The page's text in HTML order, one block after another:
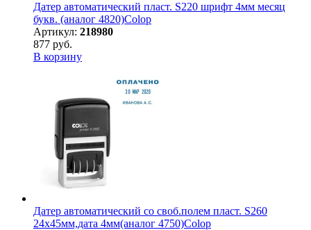
Датер автоматический пласт. S220 шрифт 4мм месяц
букв. (аналог 4820)Colop
Артикул: 218980
877 руб.
В корзину
Датер автоматический со своб.полем пласт. S260
24х45мм,дата 4мм(аналог 4750)Colop